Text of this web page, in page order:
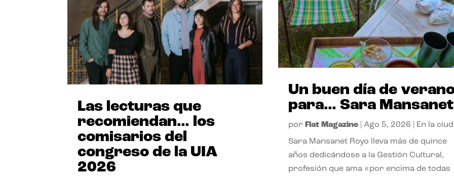
Las lecturas que
recomiendan… los
comisarios del
congreso de la UIA
2026
Un buen día de
para… Sara Mansanet
por Flat Magazine| Ago 5, 2026 En la
Sara Mansanet Royo lleva más de quince
años dedicándose a la Gestión Cultural,
profesión que ama «por encima de todas